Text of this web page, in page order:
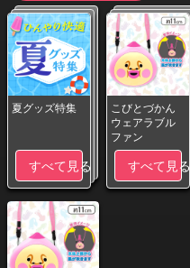
夏グッズ特集
すべて見る
こびとづかん
ウェアラブル
ファン
すべて見る